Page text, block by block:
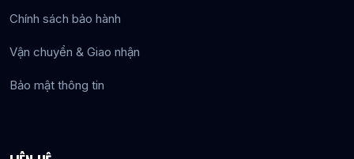
Chính sách bảo hành
Vận chuyển & Giao nhận
Bảo mật thông tin